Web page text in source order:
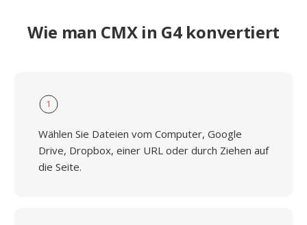
Wie man CMX in G4 konvertiert
1
Wählen Sie Dateien vom Computer, Google
Drive, Dropbox, einer URL oder durch Ziehen auf
die Seite.